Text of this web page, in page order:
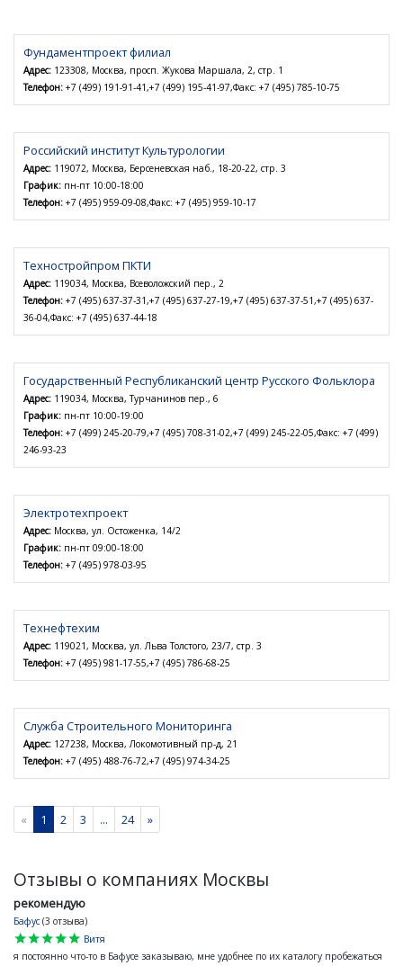
Фундаментпроект филиал
Адрес: 123308, Москва, просп. Жукова Маршала, 2, стр. 1
Телефон: +7 (499) 191-91-41,+7 (499) 195-41-97,Факс: +7 (495) 785-10-75
Российский институт Культурологии
Адрес: 119072, Москва, Берсеневская наб., 18-20-22, стр. 3
График: пн-пт 10:00-18:00
Телефон: +7 (495) 959-09-08,Факс: +7 (495) 959-10-17
Техностройпром ПКТИ
Адрес: 119034, Москва, Всеволожский пер., 2
Телефон: +7 (495) 637-37-31,+7 (495) 637-27-19,+7 (495) 637-37-51,+7 (495) 637-
36-04,Факс: +7 (495) 637-44-18
Государственный Республиканский центр Русского Фольклора
Адрес: 119034, Москва, Турчанинов пер., 6
График: пн-пт 10:00-19:00
Телефон: +7 (499) 245-20-79,+7 (495) 708-31-02,+7 (499) 245-22-05,Факс: +7 (499)
246-93-23
Электротехпроект
Адрес: Москва, ул. Остоженка, 14/2
График: пн-пт 09:00-18:00
Телефон: +7 (495) 978-03-95
Технефтехим
Адрес: 119021, Москва, ул. Льва Толстого, 23/7, стр. 3
Телефон: +7 (495) 981-17-55,+7 (495) 786-68-25
Служба Строительного Мониторинга
Адрес: 127238, Москва, Локомотивный пр-д, 21
Телефон: +7 (495) 488-76-72,+7 (495) 974-34-25
« 1 2 3 ... 24 »
Отзывы о компаниях Москвы
рекомендую
Бафус (3 отзыва)
star
star
star
star
star
Витя
я постоянно что-то в Бафусе заказываю, мне удобнее по их каталогу пробежаться